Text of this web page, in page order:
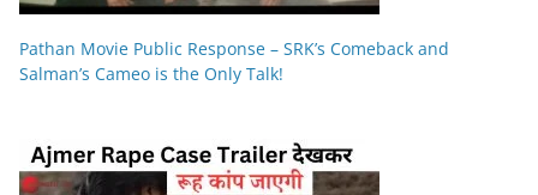
Pathan Movie Public Response – SRK’s Comeback and
Salman’s Cameo is the Only Talk!